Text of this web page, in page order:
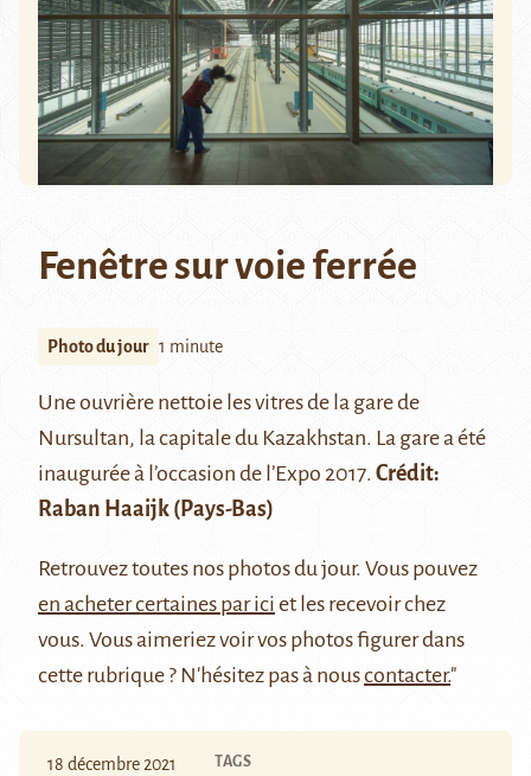
Fenêtre sur voie ferrée
Photo du jour 1 minute
Une ouvrière nettoie les vitres de la gare de
Nursultan, la capitale du Kazakhstan. La gare a été
inaugurée à l’occasion de l’Expo 2017. Crédit:
Raban Haaijk (Pays-Bas)
Retrouveztoutes nos photos du jour. Vous pouvez
en acheter certaines par ici et les recevoir chez
vous. Vous aimeriez voir vos photos figurer dans
cette rubrique ? N'hésitez pas à nouscontacter."
18 décembre 2021 TAGS